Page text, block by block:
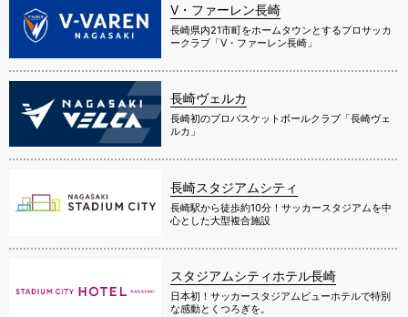
V・ファーレン長崎
長崎県内21市町をホームタウンとするプロサッカ
ークラブ「V・ファーレン長崎」
長崎ヴェルカ
長崎初のプロバスケットボールクラブ「長崎ヴェ
ルカ」
長崎スタジアムシティ
長崎駅から徒歩約10分！サッカースタジアムを中
心とした大型複合施設
スタジアムシティホテル長崎
日本初！サッカースタジアムビューホテルで特別
な感動とくつろぎを。